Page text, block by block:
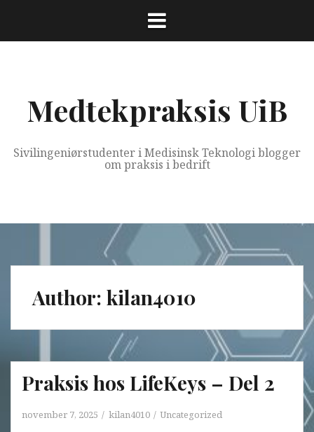
content
Medtekpraksis UiB
Sivilingeniørstudenter i Medisinsk Teknologi blogger
om praksis i bedrift
Author: kilan4010
Praksis hos LifeKeys – Del 2
november 7, 2025 kilan4010 Uncategorized